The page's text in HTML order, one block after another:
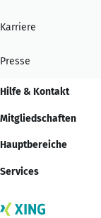
Karriere
Presse
Hilfe & Kontakt
Mitgliedschaften
Hauptbereiche
Services